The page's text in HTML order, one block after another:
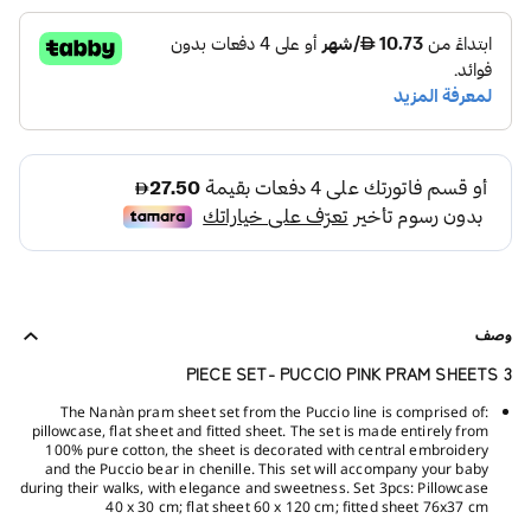
وصف
3 PIECE SET- PUCCIO PINK PRAM SHEETS
The Nanàn pram sheet set from the Puccio line is comprised of:
pillowcase, flat sheet and fitted sheet. The set is made entirely from
100% pure cotton, the sheet is decorated with central embroidery
and the Puccio bear in chenille. This set will accompany your baby
during their walks, with elegance and sweetness. Set 3pcs: Pillowcase
40 x 30 cm; flat sheet 60 x 120 cm; fitted sheet 76x37 cm